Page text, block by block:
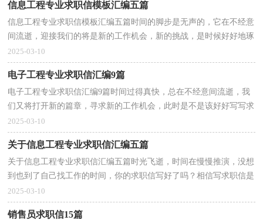
信息工程专业求职信模板汇编五篇
信息工程专业求职信模板汇编五篇时间的脚步是无声的，它在不经意
间流逝，迎接我们的将是新的工作机会，新的挑战，是时候好好地琢
磨一下写求职信的事情了哦。那么优秀的求职信都是怎...
2025-03-10
电子工程专业求职信汇编9篇
电子工程专业求职信汇编9篇时间过得真快，总在不经意间流逝，我
们又将打开新的篇章，寻求新的工作机会，此时是不是该好好写写求
职信呢？那么如何写求职信才简练、明确呢？以下是小编精...
2025-03-10
关于信息工程专业求职信汇编五篇
关于信息工程专业求职信汇编五篇时光飞逝，时间在慢慢推演，没想
到也到了自己找工作的时间，你的求职信写好了吗？相信写求职信是
一个让许多人都头痛的问题，下面是小编帮大家整理的信...
2025-03-10
销售员求职信15篇